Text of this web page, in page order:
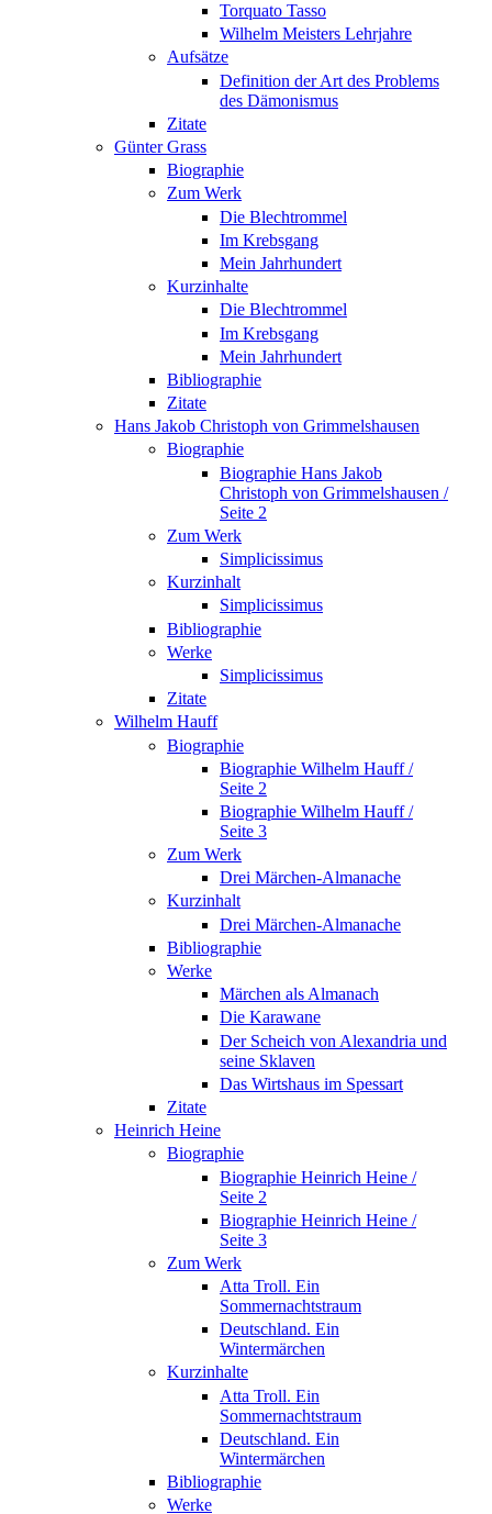
Torquato Tasso
Wilhelm Meisters Lehrjahre
Aufsätze
Definition der Art des Problems
des Dämonismus
Zitate
Günter Grass
Biographie
Zum Werk
Die Blechtrommel
Im Krebsgang
Mein Jahrhundert
Kurzinhalte
Die Blechtrommel
Im Krebsgang
Mein Jahrhundert
Bibliographie
Zitate
Hans Jakob Christoph von Grimmelshausen
Biographie
Biographie Hans Jakob
Christoph von Grimmelshausen /
Seite 2
Zum Werk
Simplicissimus
Kurzinhalt
Simplicissimus
Bibliographie
Werke
Simplicissimus
Zitate
Wilhelm Hauff
Biographie
Biographie Wilhelm Hauff /
Seite 2
Biographie Wilhelm Hauff /
Seite 3
Zum Werk
Drei Märchen-Almanache
Kurzinhalt
Drei Märchen-Almanache
Bibliographie
Werke
Märchen als Almanach
Die Karawane
Der Scheich von Alexandria und
seine Sklaven
Das Wirtshaus im Spessart
Zitate
Heinrich Heine
Biographie
Biographie Heinrich Heine /
Seite 2
Biographie Heinrich Heine /
Seite 3
Zum Werk
Atta Troll. Ein
Sommernachtstraum
Deutschland. Ein
Wintermärchen
Kurzinhalte
Atta Troll. Ein
Sommernachtstraum
Deutschland. Ein
Wintermärchen
Bibliographie
Werke